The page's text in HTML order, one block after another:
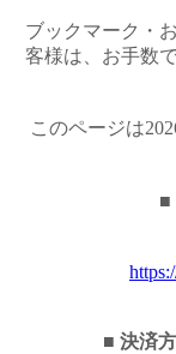
ブックマーク・
客様は、お手数
このページは
■
■ 決済